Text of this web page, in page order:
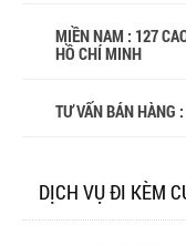
MIỀN NAM : 127
HỒ CHÍ MINH
TƯ VẤN BÁN HÀNG
DỊCH VỤ ĐI KÈM